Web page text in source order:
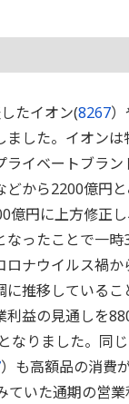
たイオン(8267
ました。イオンは
ライベートブラン
どから2200億円
億円に上方修正
ったことで一時
ロナウイルス禍
に推移している
利益の見通しを
なりました。同
）も高額品の消費
ていた通期の営